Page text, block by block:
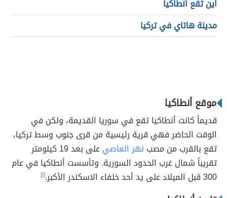
أين تقع أنطاكيا
مدينة هاتاي في تركيا
موقع أنطاكيا
قديماً كانت أنطاكيا تقع في سوريا القديمة، ولكن في
الوقت الحاضر فهي قرية رئيسية من قرى جنوب وسط تركيا،
تقع بالقرب من مصب نهر العاصي
على بعد 19 كيلومتر
تقريباً شمال غرب الحدود السورية. وتأسست أنطاكيا في عام
300 قبل الميلاد على يد أحد خلفاء الاسكندر الأكبر.
[١]